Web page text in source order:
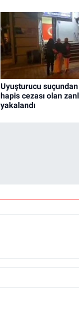
Uyuşturucu suçundan
hapis cezası olan
yakalandı